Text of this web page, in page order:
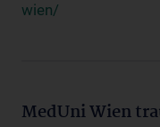
wien/
MedUni Wien